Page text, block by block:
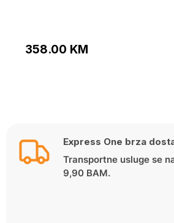
358.00 KM
Express One brza
Transportne usluge se
9,90 BAM.